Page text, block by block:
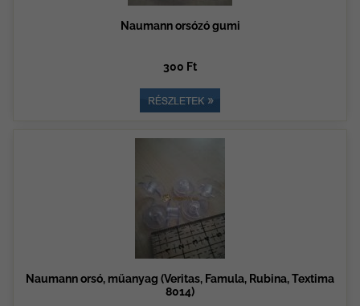
Naumann orsózó gumi
300 Ft
Naumann orsó, műanyag (Veritas, Famula, Rubina, Textima
8014)